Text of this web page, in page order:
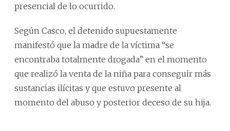
presencial de lo ocurrido.
Según Casco, el detenido supuestamente
manifestó que la madre de la víctima “se
encontraba totalmente drogada” en el momento
que realizó la venta de la niña para conseguir más
sustancias ilícitas y que estuvo presente al
momento del abuso y posterior deceso de su hija.